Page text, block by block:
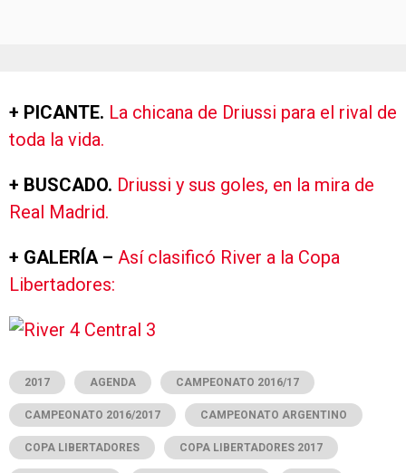
+ PICANTE. La chicana de Driussi para el rival de
toda la vida.
+ BUSCADO. Driussi y sus goles, en la mira de
Real Madrid.
+ GALERÍA – Así clasificó River a la Copa
Libertadores:
2017 AGENDA CAMPEONATO 2016/17
CAMPEONATO 2016/2017 CAMPEONATO ARGENTINO
COPA LIBERTADORES COPA LIBERTADORES 2017